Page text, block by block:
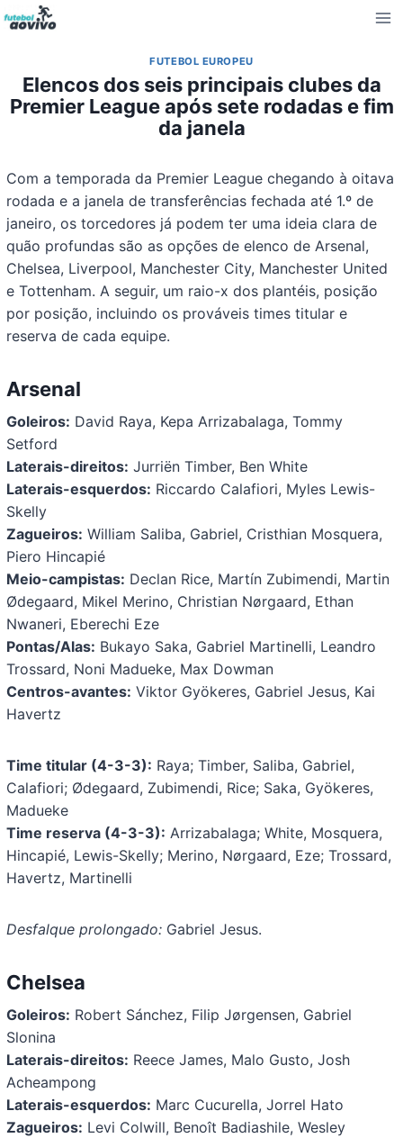
Pular
para
Conteúdo
FUTEBOL EUROPEU
Elencos dos seis principais clubes da
Premier League após sete rodadas e fim
da janela
Com a temporada da Premier League chegando à oitava
rodada e a janela de transferências fechada até 1.º de
janeiro, os torcedores já podem ter uma ideia clara de
quão profundas são as opções de elenco de Arsenal,
Chelsea, Liverpool, Manchester City, Manchester United
e Tottenham. A seguir, um raio-x dos plantéis, posição
por posição, incluindo os prováveis times titular e
reserva de cada equipe.
Arsenal
Goleiros: David Raya, Kepa Arrizabalaga, Tommy
Setford
Laterais-direitos: Jurriën Timber, Ben White
Laterais-esquerdos: Riccardo Calafiori, Myles Lewis-
Skelly
Zagueiros: William Saliba, Gabriel, Cristhian Mosquera,
Piero Hincapié
Meio-campistas: Declan Rice, Martín Zubimendi, Martin
Ødegaard, Mikel Merino, Christian Nørgaard, Ethan
Nwaneri, Eberechi Eze
Pontas/Alas: Bukayo Saka, Gabriel Martinelli, Leandro
Trossard, Noni Madueke, Max Dowman
Centros-avantes: Viktor Gyökeres, Gabriel Jesus, Kai
Havertz
Time titular (4-3-3): Raya; Timber, Saliba, Gabriel,
Calafiori; Ødegaard, Zubimendi, Rice; Saka, Gyökeres,
Madueke
Time reserva (4-3-3): Arrizabalaga; White, Mosquera,
Hincapié, Lewis-Skelly; Merino, Nørgaard, Eze; Trossard,
Havertz, Martinelli
Desfalque prolongado: Gabriel Jesus.
Chelsea
Goleiros: Robert Sánchez, Filip Jørgensen, Gabriel
Slonina
Laterais-direitos: Reece James, Malo Gusto, Josh
Acheampong
Laterais-esquerdos: Marc Cucurella, Jorrel Hato
Zagueiros: Levi Colwill, Benoît Badiashile, Wesley